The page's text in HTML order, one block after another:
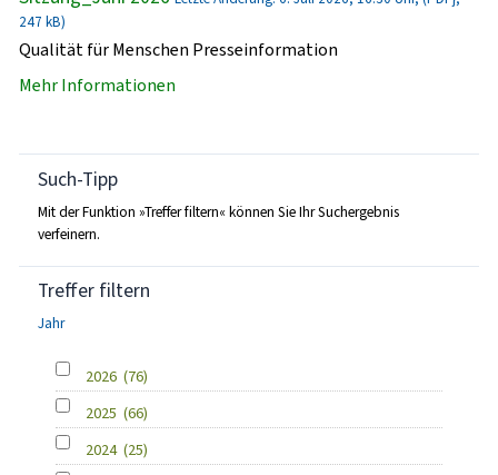
247 kB)
Qualität für Menschen Presseinformation
Mehr Informationen
Such-Tipp
Mit der Funktion »Treffer filtern« können Sie Ihr Suchergebnis
verfeinern.
Treffer filtern
Jahr
2026 (76)
2025 (66)
2024 (25)